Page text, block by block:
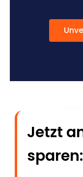
Jetzt
sparen: